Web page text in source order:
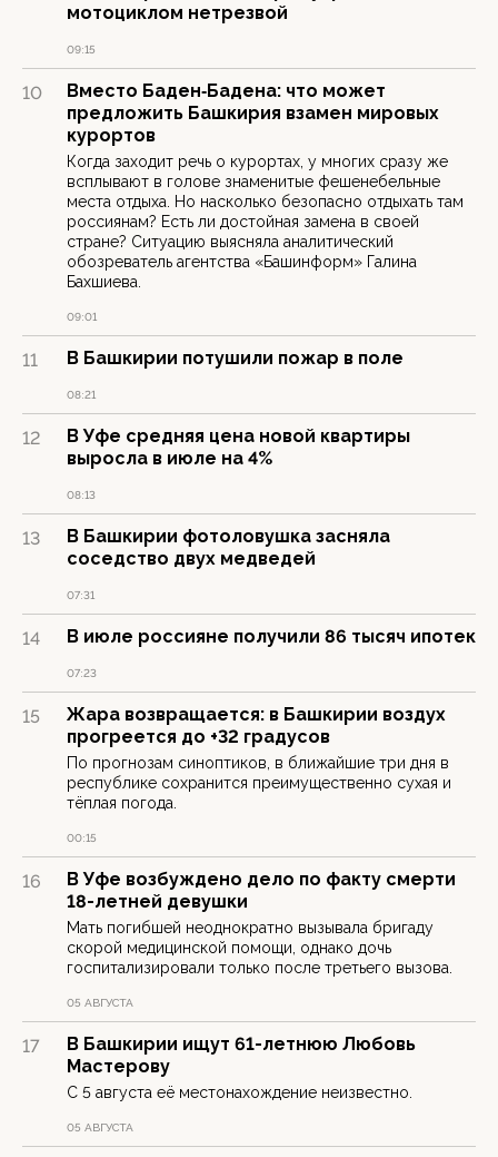
мотоциклом нетрезвой
09:15
10
Вместо Баден‑Бадена: что может
предложить Башкирия взамен мировых
курортов
Когда заходит речь о курортах, у многих сразу же
всплывают в голове знаменитые фешенебельные
места отдыха. Но насколько безопасно отдыхать там
россиянам? Есть ли достойная замена в своей
стране? Ситуацию выясняла аналитический
обозреватель агентства «Башинформ» Галина
Бахшиева.
09:01
11 В Башкирии потушили пожар в поле
08:21
12
В Уфе средняя цена новой квартиры
выросла в июле на 4%
08:13
13
В Башкирии фотоловушка засняла
соседство двух медведей
07:31
14 В июле россияне получили 86 тысяч ипотек
07:23
15
Жара возвращается: в Башкирии воздух
прогреется до +32 градусов
По прогнозам синоптиков, в ближайшие три дня в
республике сохранится преимущественно сухая и
тёплая погода.
00:15
16
В Уфе возбуждено дело по факту смерти
18-летней девушки
Мать погибшей неоднократно вызывала бригаду
скорой медицинской помощи, однако дочь
госпитализировали только после третьего вызова.
05 АВГУСТА
17
В Башкирии ищут 61-летнюю Любовь
Мастерову
С 5 августа её местонахождение неизвестно.
05 АВГУСТА